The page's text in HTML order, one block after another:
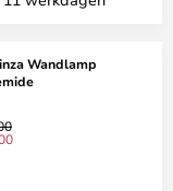
Wandlamp